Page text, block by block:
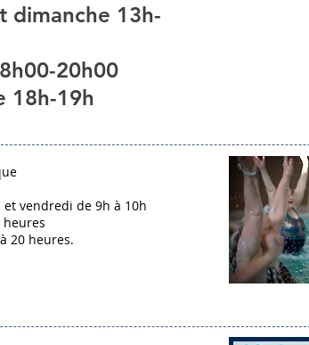
dimanche 13h-
20h00
18h-19h
vendredi de 9h à 10h
heures
20 heures.